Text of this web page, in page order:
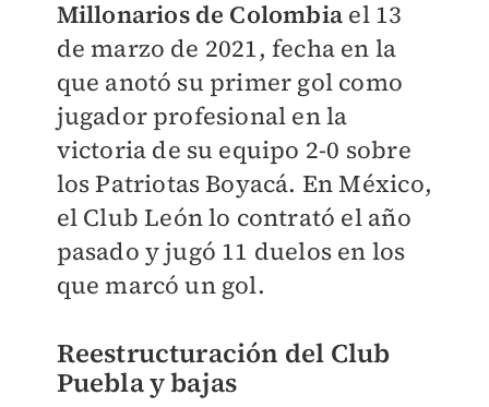
Millonarios de Colombia el 13
de marzo de 2021, fecha en la
que anotó su primer gol como
jugador profesional en la
victoria de su equipo 2-0 sobre
los Patriotas Boyacá. En México,
el Club León lo contrató el año
pasado y jugó 11 duelos en los
que marcó un gol.
Reestructuración del Club
Puebla y bajas